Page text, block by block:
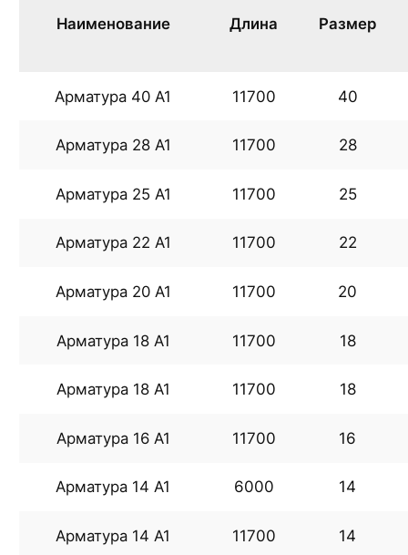
Наименование Длина Размер
Арматура 40 А1 11700 40
Арматура 28 А1 11700 28
Арматура 25 А1 11700 25
Арматура 22 А1 11700 22
Арматура 20 А1 11700 20
Арматура 18 А1 11700 18
Арматура 18 А1 11700 18
Арматура 16 А1 11700 16
Арматура 14 А1 6000 14
Арматура 14 А1 11700 14